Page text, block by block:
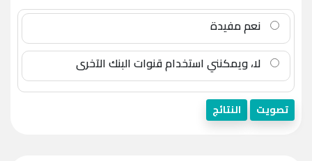
نعم مفيدة
لا، ويمكنني استخدام قنوات البنك الآخرى
تصويت النتائج